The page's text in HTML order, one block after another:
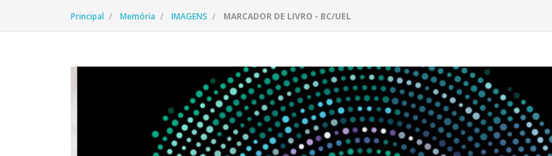
Principal Memória IMAGENS MARCADOR DE LIVRO - BC/UEL